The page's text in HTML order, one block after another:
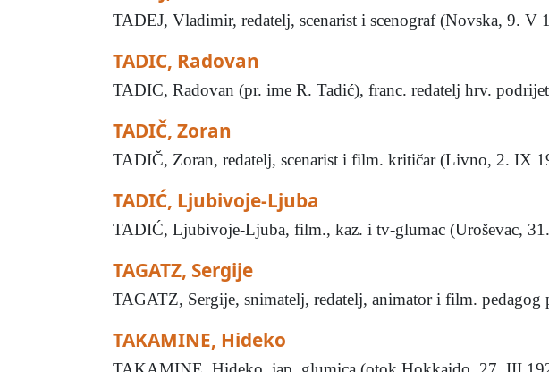
TADEJ, Vladimir, redatelj, scenarist i scenograf (Novska, 9.
TADIC, Radovan
TADIC, Radovan (pr. ime R. Tadić), franc. redatelj hrv.
TADIČ, Zoran
TADIČ, Zoran, redatelj, scenarist i film. kritičar (Livno, 2. IX
TADIĆ, Ljubivoje-Ljuba
TADIĆ, Ljubivoje-Ljuba, film., kaz. i tv-glumac (Uroševac,
TAGATZ, Sergije
TAGATZ, Sergije, snimatelj, redatelj, animator i film.
TAKAMINE, Hideko